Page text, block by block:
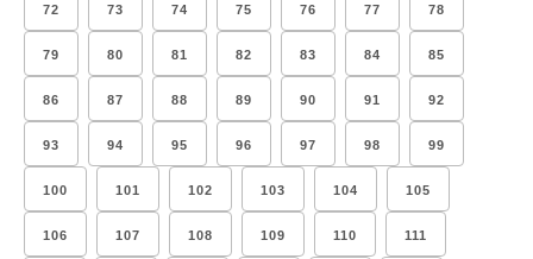
72 73 74 75 76 77 78
79 80 81 82 83 84 85
86 87 88 89 90 91 92
93 94 95 96 97 98 99
100 101 102 103 104 105
106 107 108 109 110 111